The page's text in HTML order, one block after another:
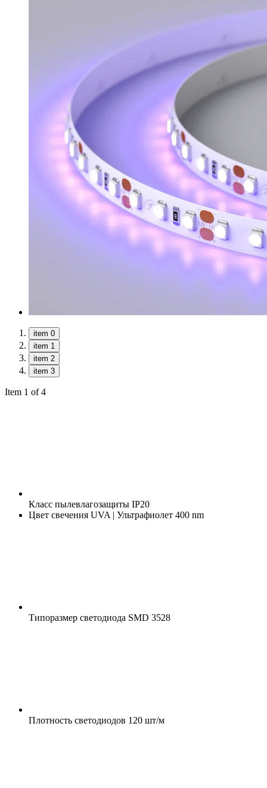
item 0
item 1
item 2
item 3
Item 1 of 4
Класс пылевлагозащиты IP20
Цвет свечения UVA | Ультрафиолет 400 nm
Типоразмер светодиода SMD 3528
Плотность светодиодов 120 шт/м